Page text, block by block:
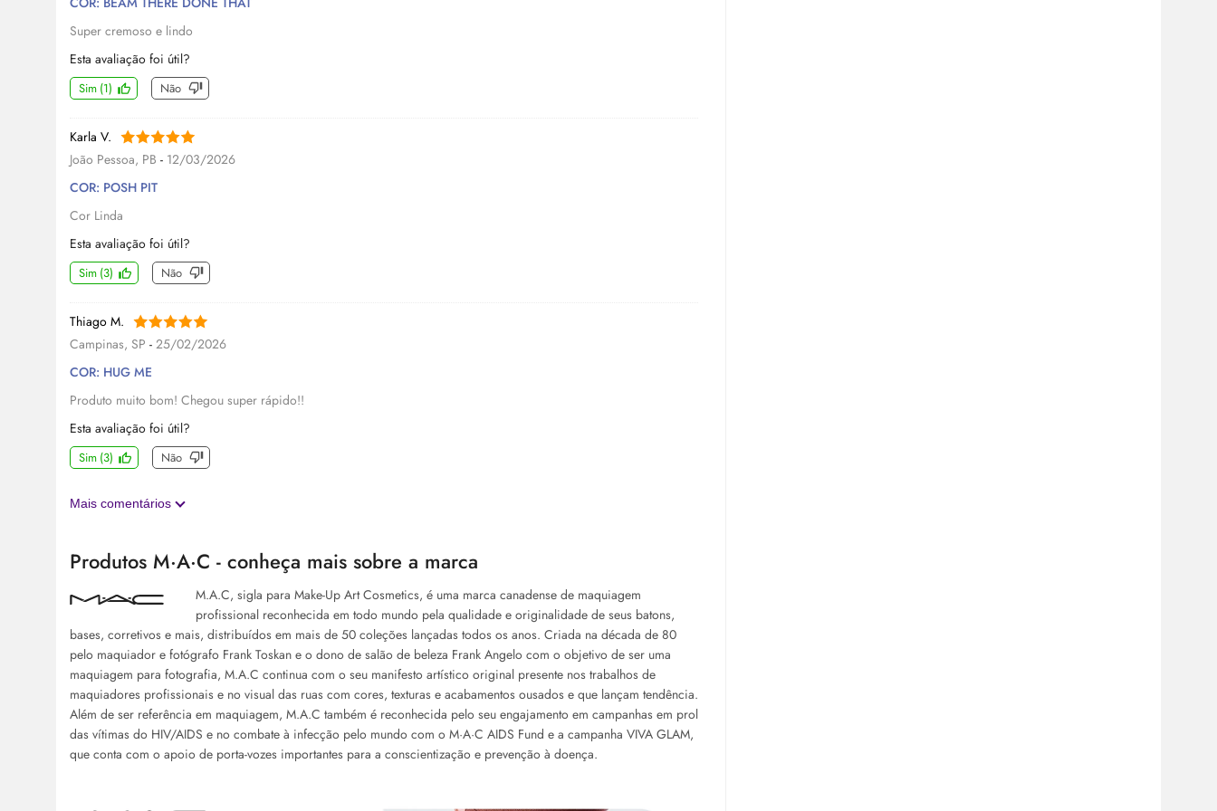
Super cremoso e lindo
Esta avaliação foi útil?
Sim (1) Não
Karla V.
João Pessoa, PB - 12/03/2026
COR: POSH PIT
Cor Linda
Esta avaliação foi útil?
Sim (3) Não
Thiago M.
Campinas, SP - 25/02/2026
COR: HUG ME
Produto muito bom! Chegou super rápido!!
Esta avaliação foi útil?
Sim (3) Não
Mais comentários
Produtos M·A·C - conheça mais sobre a marca
M.A.C, sigla para Make-Up Art Cosmetics, é uma marca canadense de maquiagem
profissional reconhecida em todo mundo pela qualidade e originalidade de seus batons,
bases, corretivos e mais, distribuídos em mais de 50 coleções lançadas todos os anos. Criada na década de 80
pelo maquiador e fotógrafo Frank Toskan e o dono de salão de beleza Frank Angelo com o objetivo de ser uma
maquiagem para fotografia, M.A.C continua com o seu manifesto artístico original presente nos trabalhos de
maquiadores profissionais e no visual das ruas com cores, texturas e acabamentos ousados e que lançam tendência.
Além de ser referência em maquiagem, M.A.C também é reconhecida pelo seu engajamento em campanhas em prol
das vítimas do HIV/AIDS e no combate à infecção pelo mundo com o M·A·C AIDS Fund e a campanha VIVA GLAM,
que conta com o apoio de porta-vozes importantes para a conscientização e prevenção à doença.